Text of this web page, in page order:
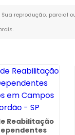
Sua reprodução, parcial
.
Reabilitação